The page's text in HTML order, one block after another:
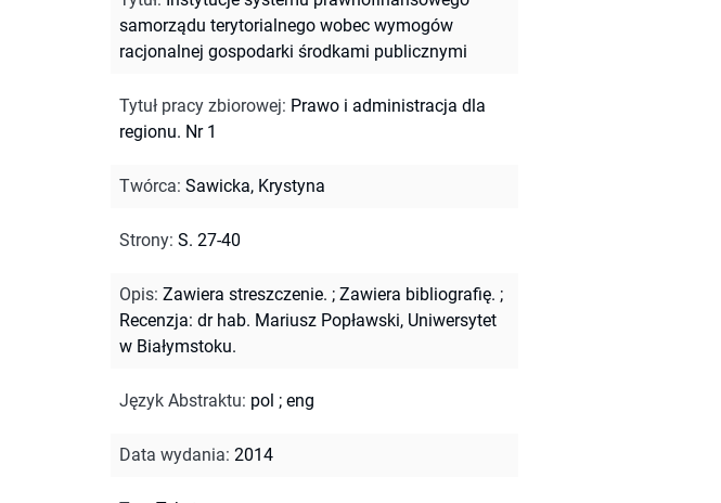
samorządu terytorialnego wobec wymogów
racjonalnej gospodarki środkami publicznymi
Tytuł pracy zbiorowej: Prawo i administracja dla
regionu. Nr 1
Twórca: Sawicka, Krystyna
Strony: S. 27-40
Opis: Zawiera streszczenie. ; Zawiera bibliografię. ;
Recenzja: dr hab. Mariusz Popławski, Uniwersytet
w Białymstoku.
Język Abstraktu: pol ; eng
Data wydania: 2014